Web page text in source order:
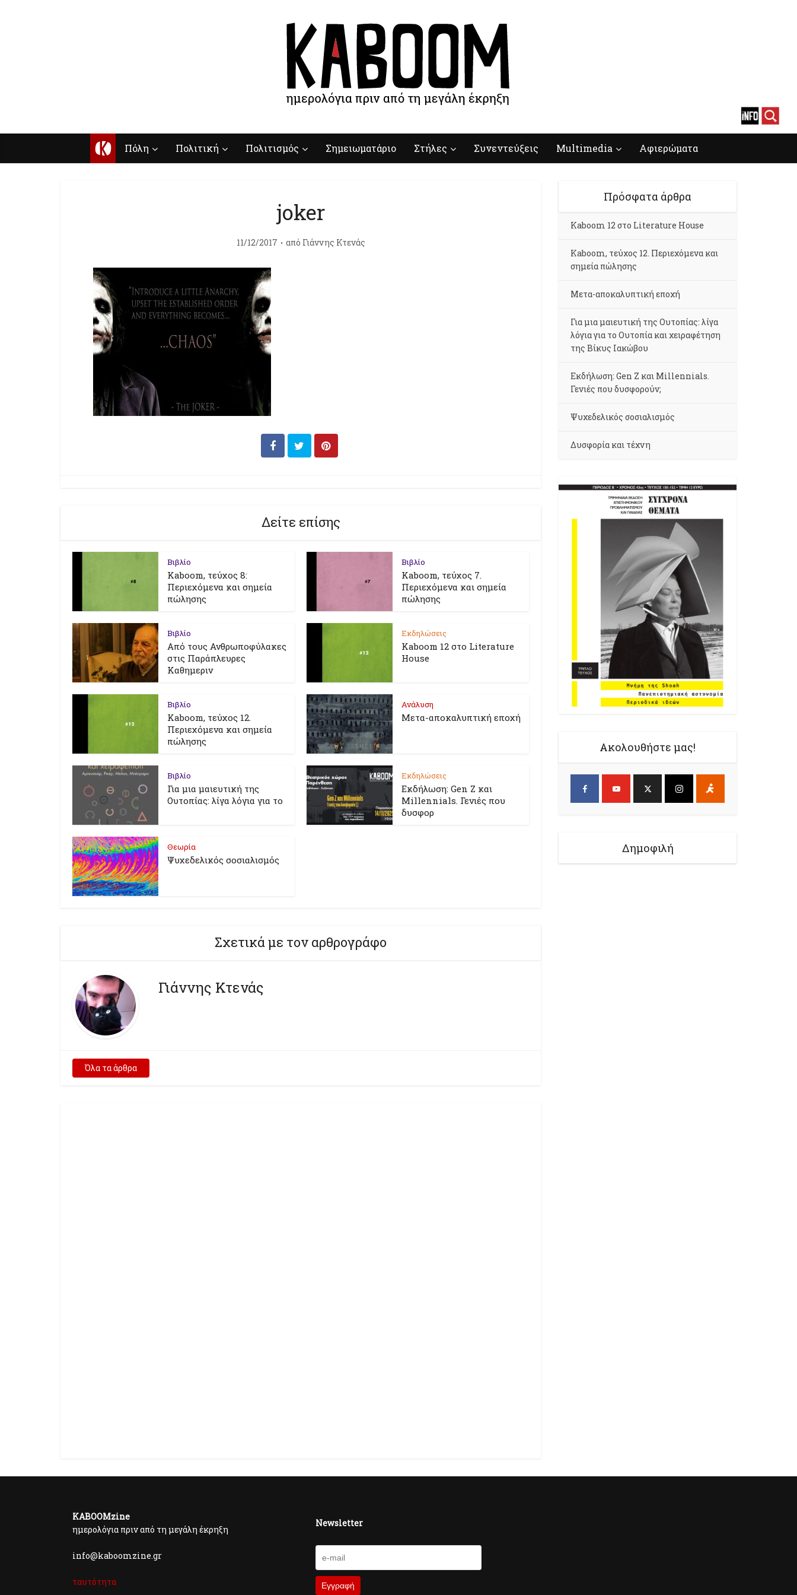
Κ Πόλη Πολιτική Πολιτισμός Σημειωματάριο Στήλες Συνεντεύξεις Multimedia Αφιερώματα
joker
11/12/2017 από Γιάννης Κτενάς
Δείτε επίσης
Βιβλίο
Kaboom, τεύχος 8:
Περιεχόμενα και σημεία
πώλησης
Βιβλίο
Kaboom, τεύχος 7.
Περιεχόμενα και σημεία
πώλησης
Βιβλίο
Από τους Ανθρωποφύλακες
στις Παράπλευρες
Καθημεριν
Εκδηλώσεις
Kaboom 12 στο Literature
House
Βιβλίο
Kaboom, τεύχος 12.
Περιεχόμενα και σημεία
πώλησης
Ανάλυση
Μετα-αποκαλυπτική εποχή
Βιβλίο
Για μια μαιευτική της
Ουτοπίας: λίγα λόγια για το
Εκδηλώσεις
Εκδήλωση: Gen Z και
Millennials. Γενιές που
δυσφορ
Θεωρία
Ψυχεδελικός σοσιαλισμός
Σχετικά με τον αρθρογράφο
Γιάννης Κτενάς
Όλα τα άρθρα
Πρόσφατα άρθρα
Kaboom 12 στο Literature House
Kaboom, τεύχος 12. Περιεχόμενα και
σημεία πώλησης
Μετα-αποκαλυπτική εποχή
Για μια μαιευτική της Ουτοπίας: λίγα
λόγια για το Ουτοπία και χειραφέτηση
της Βίκυς Ιακώβου
Εκδήλωση: Gen Z και Millennials.
Γενιές που δυσφορούν;
Ψυχεδελικός σοσιαλισμός
Δυσφορία και τέχνη
Ακολουθήστε μας!
Δημοφιλή
KABOOMzine
ημερολόγια πριν από τη μεγάλη έκρηξη
info@kaboomzine.gr
ταυτότητα
Newsletter